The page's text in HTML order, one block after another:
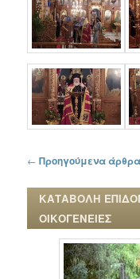
Πλοήγηση στα άρθρα
← Προηγούμενα άρθρα
ΚΑΤΑΒΟΛΗ
ΟΙΚΟΓΕΝΕΙΕΣ